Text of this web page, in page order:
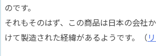
のです。
それもそのはず、この商品は日本の会社
けて製造された経緯があるようです。（